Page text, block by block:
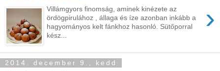
›
Villámgyors finomság, aminek kinézete az
ördögpirulához , állaga és íze azonban inkább a
hagyományos kelt fánkhoz hasonló. Sütőporral
kész...
2014. december 9., kedd